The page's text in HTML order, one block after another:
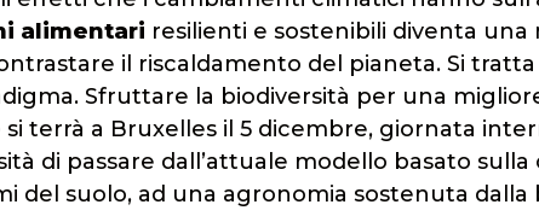
alimentari resilienti e sostenibili diventa
il riscaldamento del pianeta. Si
Sfruttare la biodiversità per una
terrà a Bruxelles il 5 dicembre, giornata
di passare dall’attuale modello basato sulla
del suolo, ad una agronomia sostenuta dalla